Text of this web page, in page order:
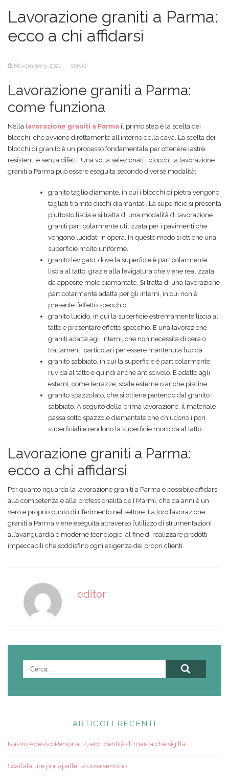
Lavorazione graniti a Parma:
ecco a chi affidarsi
Novembre 9, 2021 servizi
Lavorazione graniti a Parma:
come funziona
Nella lavorazione graniti a Parma il primo step è la scelta dei
blocchi, che avviene direttamente all’interno della cava. La scelta dei
blocchi di granito è un processo fondamentale per ottenere lastre
resistenti e senza difetti. Una volta selezionati i blocchi la lavorazione
graniti a Parma può essere eseguita secondo diverse modalità:
granito taglio diamante, in cui i blocchi di pietra vengono
tagliati tramite dischi diamantati. La superficie si presenta
piuttosto liscia e si tratta di una modalità di lavorazione
graniti particolarmente utilizzata per i pavimenti che
vengono lucidati in opera. In questo modo si ottiene una
superficie molto uniforme.
granito levigato, dove la superficie è particolarmente
liscia al tatto, grazie alla levigatura che viene realizzata
da apposite mole diamantate. Si tratta di una lavorazione
particolarmente adatta per gli interni, in cui non è
presente l’effetto specchio
granito lucido, in cui la superficie estremamente liscia al
tatto e presentare effetto specchio. È una lavorazione
graniti adatta agli interni, che non necessita di cera o
trattamenti particolari per essere mantenuta lucida
granito sabbiato, in cui la superficie è particolarmente
ruvida al tatto e quindi anche antiscivolo. È adatto agli
esterni, come terrazze, scale esterne o anche piscine
granito spazzolato, che si ottiene partendo dal granito
sabbiato. A seguito della prima lavorazione, il materiale
passa sotto spazzole diamantate che chiudono i pori
superficiali e rendono la superficie morbida al tatto.
Lavorazione graniti a Parma:
ecco a chi affidarsi
Per quanto riguarda la lavorazione graniti a Parma è possibile affidarsi
alla competenza e alla professionalità de I Marmi, che da anni è un
vero e proprio punto di riferimento nel settore. La loro lavorazione
graniti a Parma viene eseguita attraverso l’utilizzo di strumentazioni
all’avanguardia e moderne tecnologie, al fine di realizzare prodotti
impeccabili che soddisfino ogni esigenza dei propri clienti.
editor
Ricerca
per:
ARTICOLI RECENTI
Nastro Adesivo Personalizzato: identità di marca che sigilla
Scaffalature portapallet: a cosa servono